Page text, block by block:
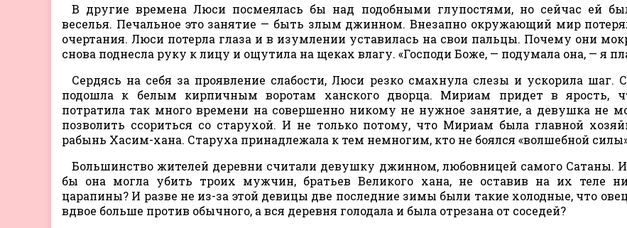
В другие времена Люси посмеялась бы над подобными глупостями, но сейчас ей
веселья. Печальное это занятие — быть злым джинном. Внезапно окружающий мир
очертания. Люси потерла глаза и в изумлении уставилась на свои пальцы. Почему они
снова поднесла руку к лицу и ощутила на щеках влагу. «Господи Боже, — подумала она, — я
Сердясь на себя за проявление слабости, Люси резко смахнула слезы и ускорила шаг.
подошла к белым кирпичным воротам ханского дворца. Мириам придет в ярость,
потратила так много времени на совершенно никому не нужное занятие, а девушка не
позволить ссориться со старухой. И не только потому, что Мириам была главной
рабынь Хасим-хана. Старуха принадлежала к тем немногим, кто не боялся «волшебной
Большинство жителей деревни считали девушку джинном, любовницей самого Сатаны.
бы она могла убить троих мужчин, братьев Великого хана, не оставив на их теле
царапины? И разве не из-за этой девицы две последние зимы были такие холодные, что
вдвое больше против обычного, а вся деревня голодала и была отрезана от соседей?